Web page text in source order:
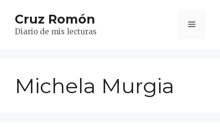
contenido
Cruz Romón
Diario de mis lecturas
Menú
Michela Murgia